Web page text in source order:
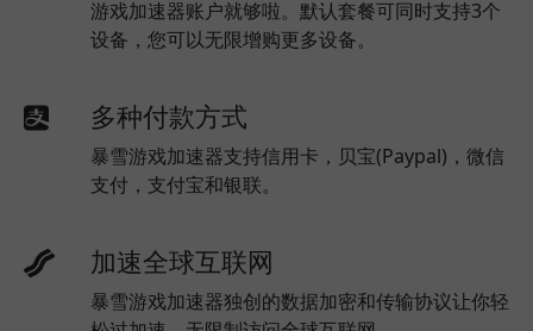
游戏加速器账户就够啦。默认套餐可同时支持3个
设备，您可以无限增购更多设备。
多种付款方式
暴雪游戏加速器支持信用卡，贝宝(Paypal)，微信
支付，支付宝和银联。
加速全球互联网
暴雪游戏加速器独创的数据加密和传输协议让你轻